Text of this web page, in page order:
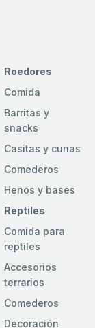
Roedores
Comida
Barritas y
snacks
Casitas y cunas
Comederos
Henos y bases
Reptiles
Comida para
reptiles
Accesorios
terrarios
Comederos
Decoración